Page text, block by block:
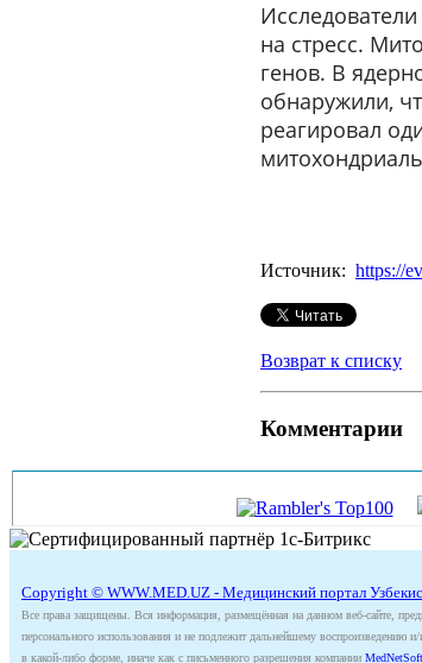
на стресс.
генов. В
обнаружили,
реагировал
Источник: https://
Возврат к списку
Комментарии
Copyright © WWW.MED.UZ - Медицинский портал
Все права защищены. Вся информация, размещённая на данном веб-сайте,
персонального использования и не подлежит дальнейшему воспроизведению и/
в какой-либо форме, иначе как с письменного разрешения компании MedNetSoft